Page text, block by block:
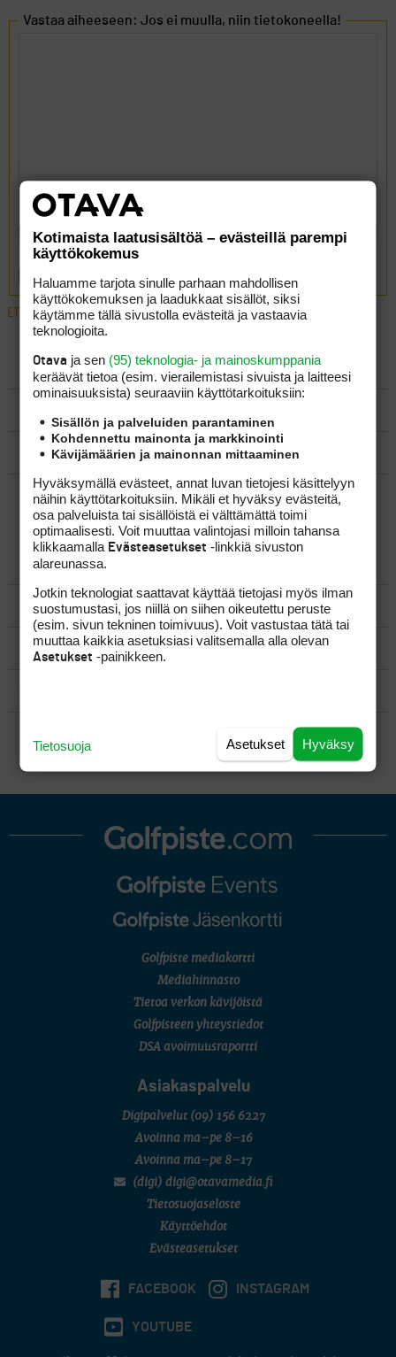
Vastaa aiheeseen: Jos ei muulla, niin tietokoneella!
LÄHETÄ
ETUSIVU›FOORUMIT› YLEISTÄ›JOS EI MUULLA, NIIN TIETOKONEELLA!
LUO AIHE
OHJEET
UUSIMMAT VIESTIKETJUT
YLEISTÄ
VÄLINEET
MATKAILU
Golfpiste mediakortti
Mediahinnasto
Tietoa verkon kävijöistä
Golfpisteen yhteystiedot
DSA avoimuusraportti
Asiakaspalvelu
Digipalvelut (09) 156 6227
Avoinna ma–pe 8–16
Avoinna ma–pe 8–17
(digi) digi@otavamedia.fi
Tietosuojaseloste
Käyttöehdot
Evästeasetukset
FACEBOOK INSTAGRAM
YOUTUBE
Kotimaista laatusisältöä – evästeillä parempi
käyttökokemus
Haluamme tarjota sinulle parhaan mahdollisen
käyttökokemuksen ja laadukkaat sisällöt, siksi
käytämme tällä sivustolla evästeitä ja vastaavia
teknologioita.
Otava ja sen (95) teknologia- ja mainoskumppania
keräävät tietoa (esim. vierailemis­tasi sivuista ja laitteesi
ominaisuuk­sista) seuraaviin käyttötarkoituksiin:
Sisällön ja palveluiden parantaminen
Kohdennettu mainonta ja markkinointi
Kävijämäärien ja mainonnan mittaaminen
Hyväksymällä evästeet, annat luvan tietojesi käsittelyyn
näihin käyttötarkoituksiin. Mikäli et hyväksy evästeitä,
osa palveluista tai sisällöistä ei välttämättä toimi
optimaalisesti. Voit muuttaa valintojasi milloin tahansa
klikkaamalla Evästeasetukset -linkkiä sivuston
alareunassa.
Jotkin teknologiat saattavat käyttää tietojasi myös ilman
suostumustasi, jos niillä on siihen oikeutettu peruste
(esim. sivun tekninen toimivuus). Voit vastustaa tätä tai
muuttaa kaikkia asetuksiasi valitsemalla alla olevan
Asetukset -painikkeen.
Hyväksy
Asetukset
Tietosuoja